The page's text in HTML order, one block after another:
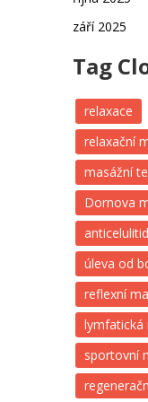
září 2025
Tag
relaxace
relaxační
masážní
Dornova
úleva od
reflexní
lymfatická
sportovní